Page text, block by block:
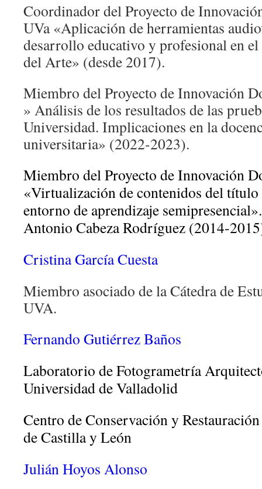
Coordinador del Proyecto de
UVa «Aplicación de herramientas
desarrollo educativo y profesional en
del Arte» (desde 2017).
Miembro del Proyecto de Innovación
» Análisis de los resultados de las
Universidad. Implicaciones en la
universitaria» (2022-2023).
Miembro del Proyecto de Innovación
«Virtualización de contenidos del
entorno de aprendizaje
Antonio Cabeza Rodríguez (2014-
Cristina García Cuesta
Miembro asociado de la Cátedra de
UVA.
Fernando Gutiérrez Baños
Laboratorio de Fotogrametría
Universidad de Valladolid
Centro de Conservación y
de Castilla y León
Julián Hoyos Alonso